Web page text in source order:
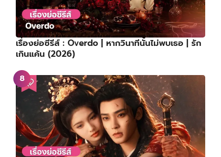
เรื่องย่อซีรีส์ : Overdo | หากวินาทีนั้นไม่พบเธอ | รัก
เกินแค้น (2026)